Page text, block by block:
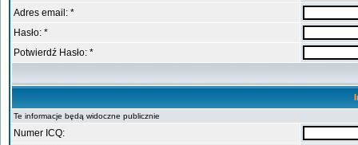
Adres email: *
Hasło: *
Potwierdź Hasło: *
Te informacje będą widoczne publicznie
Numer ICQ: